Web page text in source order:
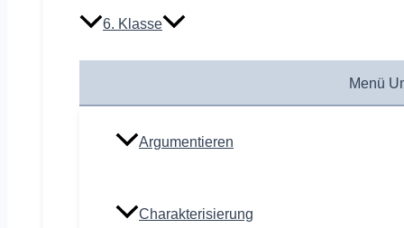
6. Klasse
Menü
Argumentieren
Charakterisierung